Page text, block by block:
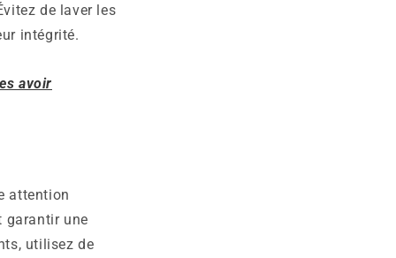
de laver les
intégrité.
avoir
attention
garantir une
utilisez de